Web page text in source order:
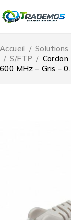
Accueil / Solutions
/ S/FTP / Cordon
600 MHz – Gris –